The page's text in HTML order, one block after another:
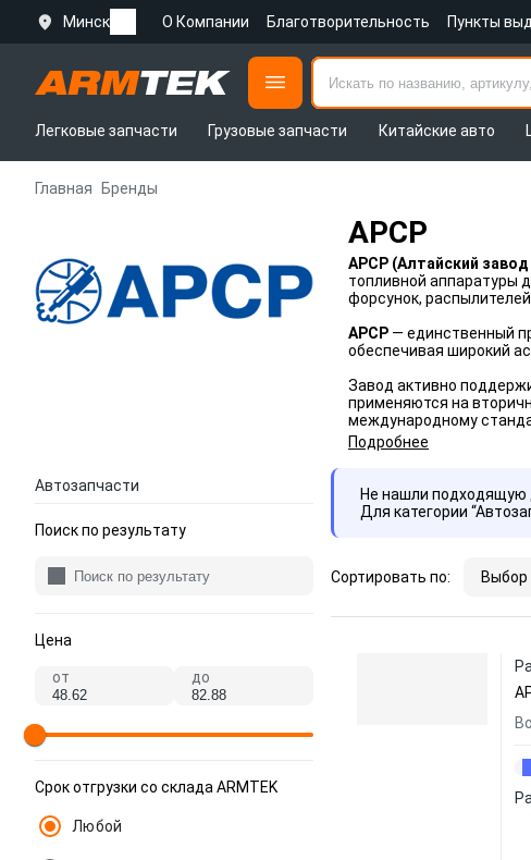
Минск О Компании Благотворительность Пункты
Легковые запчасти
Грузовые запчасти Китайские авто
Главная Бренды
APCP
APCP (Алтайский
топливной аппаратуры
форсунок,
APCP — единственный
обеспечивая широкий
Завод активно
применяются на
международному
Подробнее
Автозапчасти
Поиск по результату
Цена
от до
Срок отгрузки со склада ARMTEK
Любой
Не нашли подходящую
Для категории
Сортировать по: Выбор